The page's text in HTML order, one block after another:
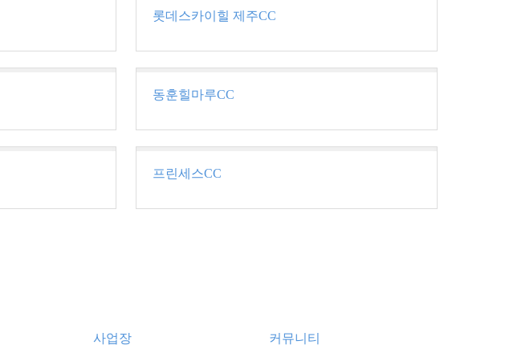
롯데스카이힐 제주CC
동훈힐마루CC
프린세스CC
사업장 커뮤니티